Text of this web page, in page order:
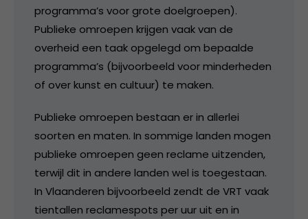
programma’s voor grote doelgroepen).
Publieke omroepen krijgen vaak van de
overheid een taak opgelegd om bepaalde
programma’s (bijvoorbeeld voor minderheden
of over kunst en cultuur) te maken.
Publieke omroepen bestaan er in allerlei
soorten en maten. In sommige landen mogen
publieke omroepen geen reclame uitzenden,
terwijl dit in andere landen wel is toegestaan.
In Vlaanderen bijvoorbeeld zendt de VRT vaak
tientallen reclamespots per uur uit en in